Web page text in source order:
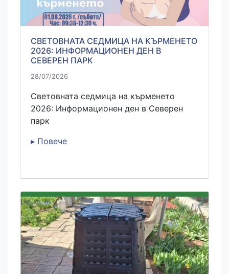
СВЕТОВНАТА СЕДМИЦА НА КЪРМЕНЕТО
2026: ИНФОРМАЦИОНЕН ДЕН В
СЕВЕРЕН ПАРК
28/07/2026
Световната седмица на кърменето
2026: Информационен ден в Северен
парк
▸ Повече